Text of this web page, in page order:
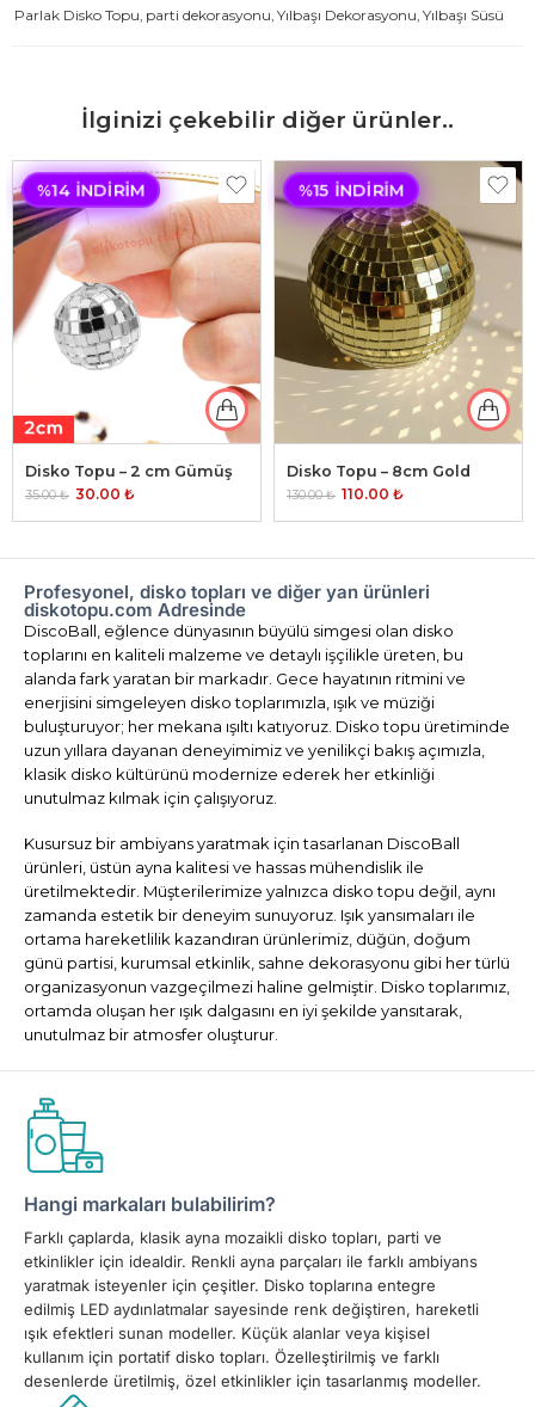
Parlak Disko Topu parti dekorasyonu Yılbaşı Dekorasyonu Yılbaşı Süsü
İlginizi çekebilir diğer ürünler..
%14 İNDIRIM
Disko Topu – 2 cm Gümüş
35.00₺ 30.00 ₺
%15 İNDIRIM
Disko Topu – 8cm Gold
130.00₺ 110.00 ₺
Profesyonel, disko topları ve diğer yan ürünleri
diskotopu.com Adresinde
DiscoBall, eğlence dünyasının büyülü simgesi olan disko
toplarını en kaliteli malzeme ve detaylı işçilikle üreten, bu
alanda fark yaratan bir markadır. Gece hayatının ritmini ve
enerjisini simgeleyen disko toplarımızla, ışık ve müziği
buluşturuyor; her mekana ışıltı katıyoruz. Disko topu üretiminde
uzun yıllara dayanan deneyimimiz ve yenilikçi bakış açımızla,
klasik disko kültürünü modernize ederek her etkinliği
unutulmaz kılmak için çalışıyoruz.
Kusursuz bir ambiyans yaratmak için tasarlanan DiscoBall
ürünleri, üstün ayna kalitesi ve hassas mühendislik ile
üretilmektedir. Müşterilerimize yalnızca disko topu değil, aynı
zamanda estetik bir deneyim sunuyoruz. Işık yansımaları ile
ortama hareketlilik kazandıran ürünlerimiz, düğün, doğum
günü partisi, kurumsal etkinlik, sahne dekorasyonu gibi her türlü
organizasyonun vazgeçilmezi haline gelmiştir. Disko toplarımız,
ortamda oluşan her ışık dalgasını en iyi şekilde yansıtarak,
unutulmaz bir atmosfer oluşturur.
Hangi markaları bulabilirim?
Farklı çaplarda, klasik ayna mozaikli disko topları, parti ve
etkinlikler için idealdir. Renkli ayna parçaları ile farklı ambiyans
yaratmak isteyenler için çeşitler. Disko toplarına entegre
edilmiş LED aydınlatmalar sayesinde renk değiştiren, hareketli
ışık efektleri sunan modeller. Küçük alanlar veya kişisel
kullanım için portatif disko topları. Özelleştirilmiş ve farklı
desenlerde üretilmiş, özel etkinlikler için tasarlanmış modeller.